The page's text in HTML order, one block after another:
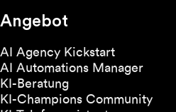
Angebot
AI Agency Kickstart
AI Automations Manager
KI-Beratung
KI-Champions Community